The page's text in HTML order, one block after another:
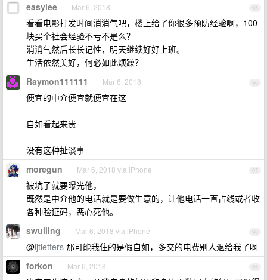
95
easylee Mar 6, 2018
看看电影打发时间消消气吧，楼上给了你很多预防经验啊，100
块买个社会经验不亏不是么？
消消气然后长长记性，明天继续好好上班。
生活依然美好，何必如此烦躁？
96
Raymon111111 Mar 6, 2018
便宜的中介便宜就便宜在这
自如看起来贵
没有这种扯淡事
97
moregun Mar 6, 2018 via iPhone
被坑了就要曝光他，
既然是中介他的电话就是要做生意的，让他电话一直占线或者收
各种验证码，恶心死他。
98
swulling Mar 6, 2018 via iPhone
@ljtletters 那可能我住的是假自如，多交的电费别人退给我了啊
99
forkon Mar 6, 2018